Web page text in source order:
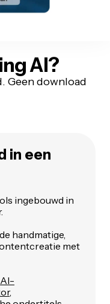
AI?
Geen download
in een
ingebouwd in
handmatige,
met
AI-
,